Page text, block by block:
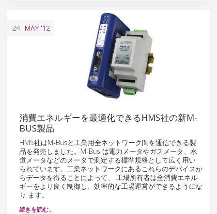
24 MAY '12
消費エネルギーを最適化できるHMS社の新M-
BUS製品
HMS社はM-Busと工業用全ネットワーク間を通信できる製
品を発売しました。M-Bus は電力メータやガスメータ、水
道メータなどのメータで測定する標準規格として広く用い
られています。工業ネットワークにあるこれらのデバイスか
らデータを得ることによって、 工場所有者は全消費エネル
ギーをより良く制御し、効率的な工場運営ができるようにな
り ます。
続きを読む…